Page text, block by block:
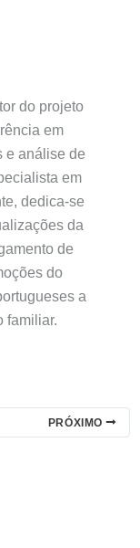
do projeto
em
e análise de
em
dedica-se
da
de
do
a
familiar.
PRÓXIMO